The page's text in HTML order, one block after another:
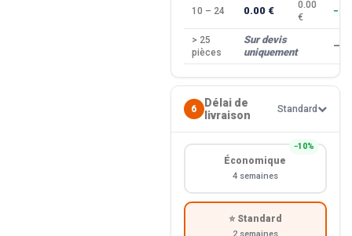
10 – 24 0.00 €
0.00
€
> 25
pièces
Sur devis
uniquement
—
6
Délai de
livraison
Standard
−10%
Économique
4 semaines
⭐ Standard
2 semaines